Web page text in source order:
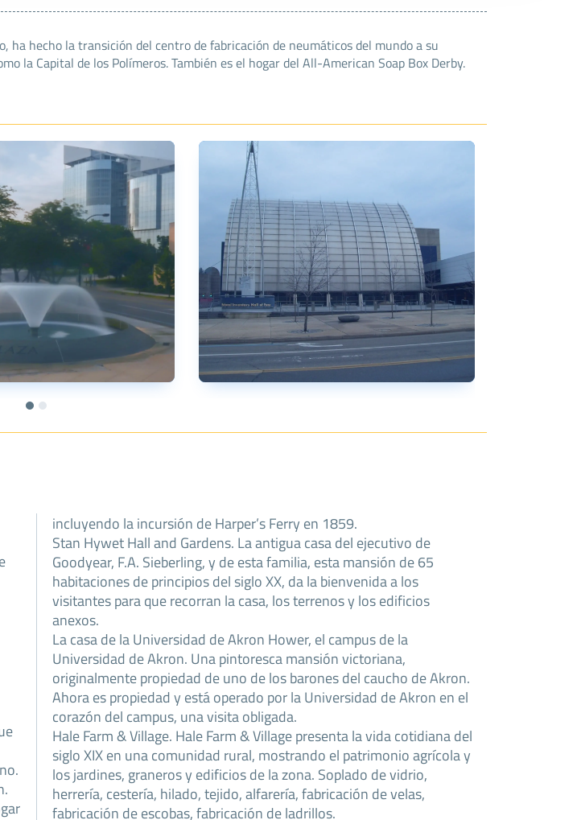
ha hecho la transición del centro de fabricación de neumáticos del mundo a su
la Capital de los Polímeros. También es el hogar del All-American Soap Box Derby.
incluyendo la incursión de Harper’s Ferry en 1859.
Stan Hywet Hall and Gardens. La antigua casa del ejecutivo de
Goodyear, F.A. Sieberling, y de esta familia, esta mansión de 65
habitaciones de principios del siglo XX, da la bienvenida a los
visitantes para que recorran la casa, los terrenos y los edificios
anexos.
La casa de la Universidad de Akron Hower, el campus de la
Universidad de Akron. Una pintoresca mansión victoriana,
originalmente propiedad de uno de los barones del caucho de Akron.
Ahora es propiedad y está operado por la Universidad de Akron en el
corazón del campus, una visita obligada.
Hale Farm & Village. Hale Farm & Village presenta la vida cotidiana del
siglo XIX en una comunidad rural, mostrando el patrimonio agrícola y
los jardines, graneros y edificios de la zona. Soplado de vidrio,
herrería, cestería, hilado, tejido, alfarería, fabricación de velas,
fabricación de escobas, fabricación de ladrillos.